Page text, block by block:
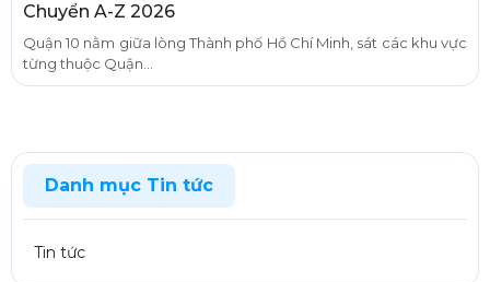
Chuyển A-Z 2026
Quận 10 nằm giữa lòng Thành phố Hồ Chí Minh, sát các khu vực
từng thuộc Quận...
Danh mục Tin tức
Tin tức